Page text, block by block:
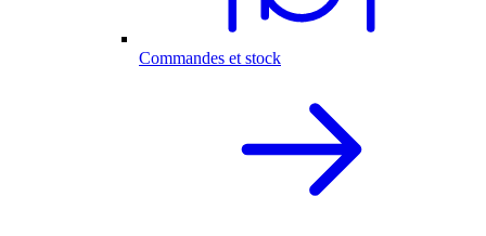
Commandes et stock